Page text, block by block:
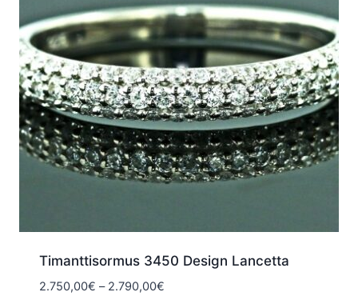
Timanttisormus 3450 Design Lancetta
2.750,00€ – 2.790,00€Hintaluokka: